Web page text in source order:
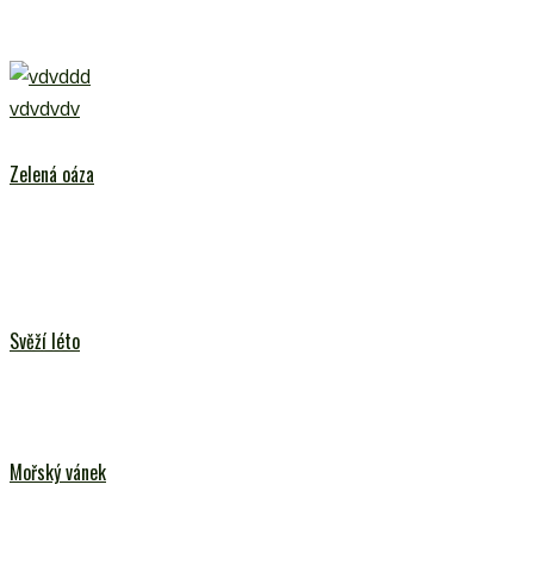
vdvdvdv
Zelená oáza
Svěží léto
Mořský vánek